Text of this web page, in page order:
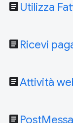
article Utilizza
article Ricevi
articleAttività
article